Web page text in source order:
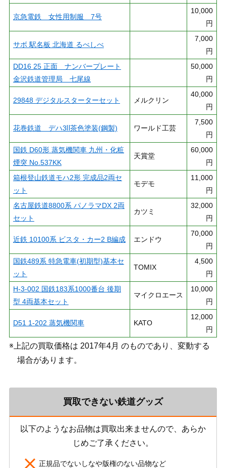
京急電鉄 女性用制服 7号
10,000
円
サボ 駅名板 北海道 るべしべ
7,000
円
DD16 25 正面 ナンバープレート
金沢鉄道管理局 七尾線
50,000
円
29848 デジタルスターターセット メルクリン
40,000
円
花巻鉄道 デハ3Ⅱ茶色塗装(鋼製) ワールド工芸
7,500
円
国鉄 D60形 蒸気機関車 九州・化粧
煙突 No.537KK
天賞堂
60,000
円
箱根登山鉄道モハ2形 完成品2両セ
ット
モデモ
11,000
円
名古屋鉄道8800系 パノラマDX 2両
セット
カツミ
32,000
円
近鉄 10100系 ビスタ・カー2 B編成 エンドウ
70,000
円
国鉄489系 特急電車(初期型)基本セ
ット
TOMIX
4,500
円
H-3-002 国鉄183系1000番台 後期
型 4両基本セット
マイクロエース
10,000
円
D51 1-202 蒸気機関車 KATO
12,000
円
※上記の買取価格は 2017年4月 のものであり、変動する
場合があります。
買取できない鉄道グッズ
以下のようなお品物は買取出来ませんので、あらか
じめご了承ください。
正規品でないしなや版権のない品物など